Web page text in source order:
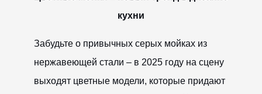
кухни
Забудьте о привычных серых мойках из
нержавеющей стали – в 2025 году на сцену
выходят цветные модели, которые придают